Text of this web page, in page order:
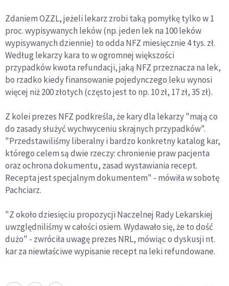
Zdaniem OZZL, jeżeli lekarz zrobi taką pomyłkę tylko w 1
proc. wypisywanych leków (np. jeden lek na 100 leków
wypisywanych dziennie) to odda NFZ miesięcznie 4 tys. zł.
Według lekarzy kara to w ogromnej większości
przypadków kwota refundacji, jaką NFZ przeznacza na lek,
bo rzadko kiedy finansowanie pojedynczego leku wynosi
więcej niż 200 złotych (często jest to np. 10 zł, 17 zł, 35 zł).
Z kolei prezes NFZ podkreśla, że kary dla lekarzy "mają co
do zasady służyć wychwyceniu skrajnych przypadków".
"Przedstawiliśmy liberalny i bardzo konkretny katalog kar,
którego celem są dwie rzeczy: chronienie praw pacjenta
oraz ochrona dokumentu, zasad wystawiania recept.
Recepta jest specjalnym dokumentem" - mówiła w sobotę
Pachciarz.
"Z około dziesięciu propozycji Naczelnej Rady Lekarskiej
uwzględniliśmy w całości osiem. Wydawało się, że to dość
dużo" - zwróciła uwagę prezes NRL, mówiąc o dyskusji nt.
kar za niewłaściwe wypisanie recept na leki refundowane.